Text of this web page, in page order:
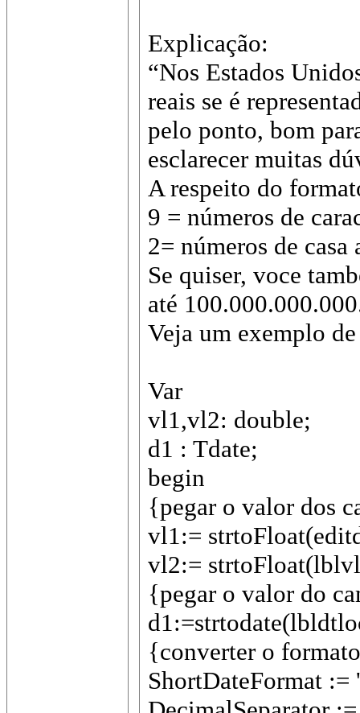
Explicação:
“Nos Estados
reais se é
pelo ponto, bom
esclarecer muitas
A respeito do
9 = números de
2= números de
Se quiser, voce
até
Veja um exemplo
Var
vl1,vl2: double;
d1 : Tdate;
begin
{pegar o valor dos
vl1:=
vl2:=
{pegar o valor do
{converter o
ShortDateFormat